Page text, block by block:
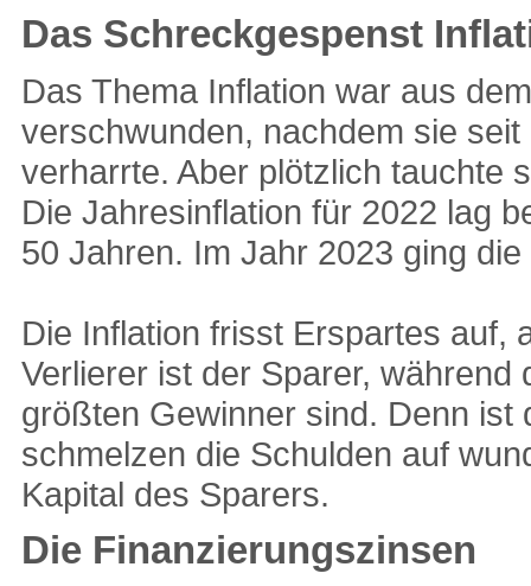
Das Schreckgespenst
Das Thema Inflation war aus
verschwunden, nachdem sie
verharrte. Aber plötzlich tauchte
Die Jahresinflation für 2022 lag
50 Jahren. Im Jahr 2023 ging
Die Inflation frisst Erspartes auf,
Verlierer ist der Sparer,
größten Gewinner sind. Denn
schmelzen die Schulden auf
Kapital des Sparers.
Die Finanzierungszinsen